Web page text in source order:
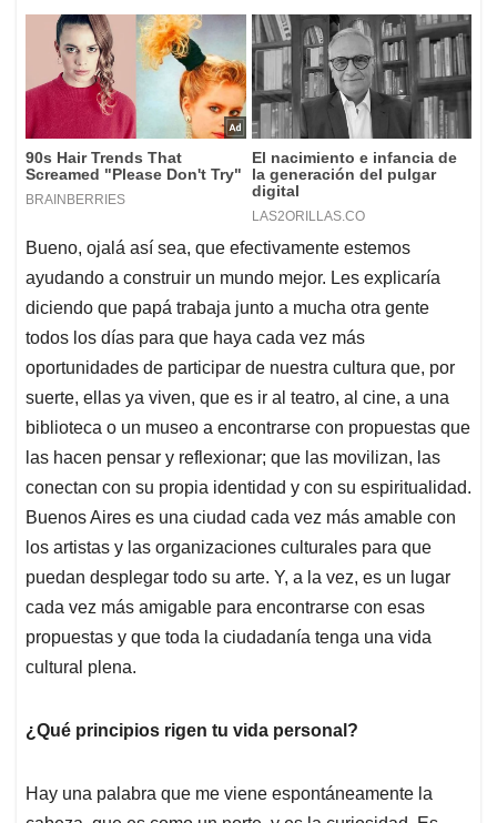
Bueno, ojalá así sea, que efectivamente estemos
ayudando a construir un mundo mejor. Les explicaría
diciendo que papá trabaja junto a mucha otra gente
todos los días para que haya cada vez más
oportunidades de participar de nuestra cultura que, por
suerte, ellas ya viven, que es ir al teatro, al cine, a una
biblioteca o un museo a encontrarse con propuestas que
las hacen pensar y reflexionar; que las movilizan, las
conectan con su propia identidad y con su espiritualidad.
Buenos Aires es una ciudad cada vez más amable con
los artistas y las organizaciones culturales para que
puedan desplegar todo su arte. Y, a la vez, es un lugar
cada vez más amigable para encontrarse con esas
propuestas y que toda la ciudadanía tenga una vida
cultural plena.
¿Qué principios rigen tu vida personal?
Hay una palabra que me viene espontáneamente la